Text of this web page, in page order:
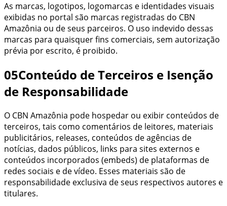
As marcas, logotipos, logomarcas e identidades visuais
exibidas no portal são marcas registradas do CBN
Amazônia ou de seus parceiros. O uso indevido dessas
marcas para quaisquer fins comerciais, sem autorização
prévia por escrito, é proibido.
05Conteúdo de Terceiros e Isenção
de Responsabilidade
O CBN Amazônia pode hospedar ou exibir conteúdos de
terceiros, tais como comentários de leitores, materiais
publicitários, releases, conteúdos de agências de
notícias, dados públicos, links para sites externos e
conteúdos incorporados (embeds) de plataformas de
redes sociais e de vídeo. Esses materiais são de
responsabilidade exclusiva de seus respectivos autores e
titulares.